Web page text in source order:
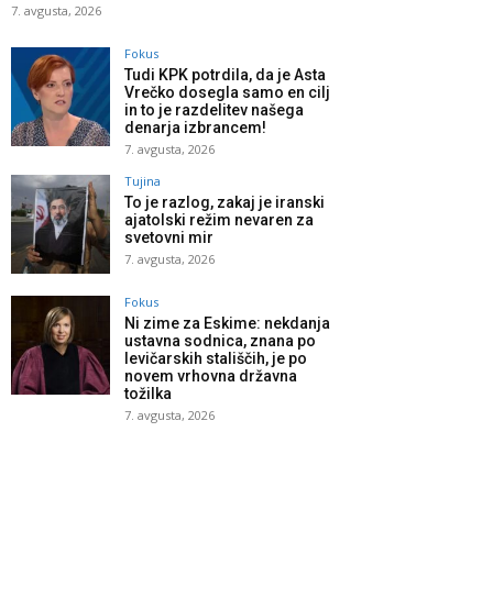
7. avgusta, 2026
Fokus
Tudi KPK potrdila, da je Asta
Vrečko dosegla samo en cilj
in to je razdelitev našega
denarja izbrancem!
7. avgusta, 2026
Tujina
To je razlog, zakaj je iranski
ajatolski režim nevaren za
svetovni mir
7. avgusta, 2026
Fokus
Ni zime za Eskime: nekdanja
ustavna sodnica, znana po
levičarskih stališčih, je po
novem vrhovna državna
tožilka
7. avgusta, 2026